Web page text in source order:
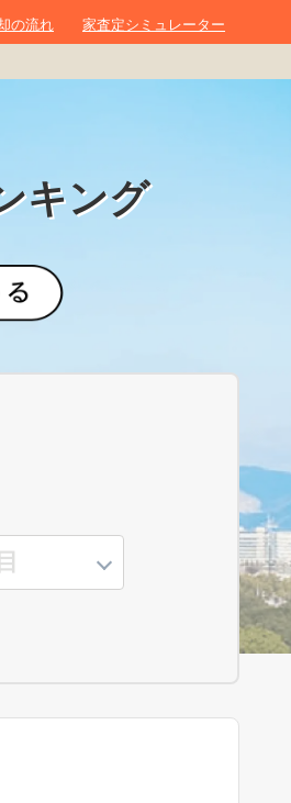
の流れ 家査定シミュレーター
キング